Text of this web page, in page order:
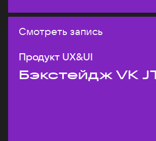
Смотреть запись
Продукт UX&UI
Бэкстейдж VK